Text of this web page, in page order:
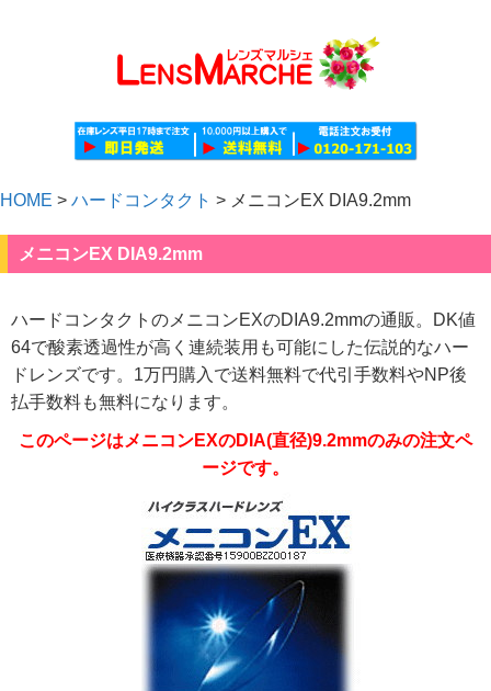
HOME > ハードコンタクト > メニコンEX DIA9.2mm
メニコンEX DIA9.2mm
ハードコンタクトのメニコンEXのDIA9.2mmの通販。DK値
64で酸素透過性が高く連続装用も可能にした伝説的なハー
ドレンズです。1万円購入で送料無料で代引手数料やNP後
払手数料も無料になります。
このページはメニコンEXのDIA(直径)9.2mmのみの注文ペ
ージです。